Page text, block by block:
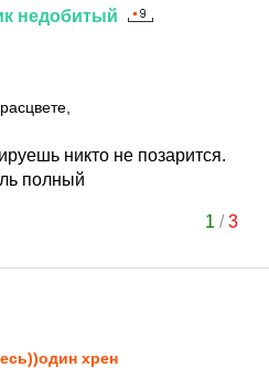
недобитый
никто не позарится.
полный
1 /3
хрен